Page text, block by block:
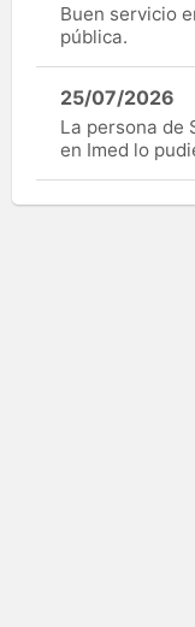
Buen servicio
pública.
25/07/2026
La persona de
en Imed lo